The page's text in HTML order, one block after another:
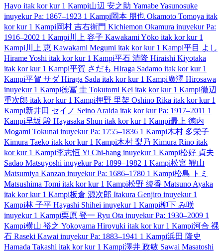
Hayo itak kor kur 1 Kampi山辺 安之助 Yamabe Yasunosuke
inuyekur Pa: 1867–1923 1 Kampi岡本 朋也 Okamoto Tomoya itak
kor kur 1 Kampi岡村 吉右衛門 Kichiemon Okamura inuyekur Pa:
1916–2002 1 Kampi 川上 容子 Kawakami Yōko itak kor kur 1
Kampi 川上 恵 Kawakami Megumi itak kor kur 1 Kampi平目 よし
Hirame Yoshi itak kor kur 1 Kampi平石 清隆 Hiraishi Kiyotaka
itak kor kur 1 Kampi平賀 さだも Hiraga Sadamo itak kor kur 1
Kampi平賀 サダ Hiraga Sada itak kor kur 1 Kampi廣澤 Hirosawa
inuyekur 1 Kampi徳冨 圭 Tokutomi Kei itak kor kur 1 Kampi徹辺
重次郎 itak kor kur 1 Kampi押野 里架 Oshino Rika itak kor kur 1
Kampi新井田 セイノ Seino Araida itak kor kur Pa: 1917–2011 1
Kampi早坂 駿 Hayasaka Shun itak kor kur 1 Kampi最上 徳内
Mogami Tokunai inuyekur Pa: 1755–1836 1 Kampi木村 多栄子
Kimura Taeko itak kor kur 1 Kampi木村 梨乃 Kimura Rino itak
kor kur 1 Kampi李志恒 Yi Chi-hang inuyekur 1 Kampi松好 貞夫
Sadao Matsuyoshi inuyekur Pa: 1899–1982 1 Kampi松宮 観山
Matsumiya Kanzan inuyekur Pa: 1686–1780 1 Kampi松島 トミ
Matsushima Tomi itak kor kur 1 Kampi松野 綾香 Matsuno Ayaka
itak kor kur 1 Kampi板倉 源次郎 Itakura Genjiro inuyekur 1
Kampi林 子平 Hayashi Shihei inuyekur 1 Kampi柳下 み咲
inuyekur 1 Kampi栗原 登一 Ryu Ota inuyekur Pa: 1930–2009 1
Kampi横山 裕之 Yokoyama Hiroyuki itak kor kur 1 Kampi河合 裸
石 Raseki Kawai inuyekur Pa: 1883–1941 1 Kampi浜田 隆史
Hamada Takashi itak kor kur 1 Kampi澤井 政敏 Sawai Masatoshi